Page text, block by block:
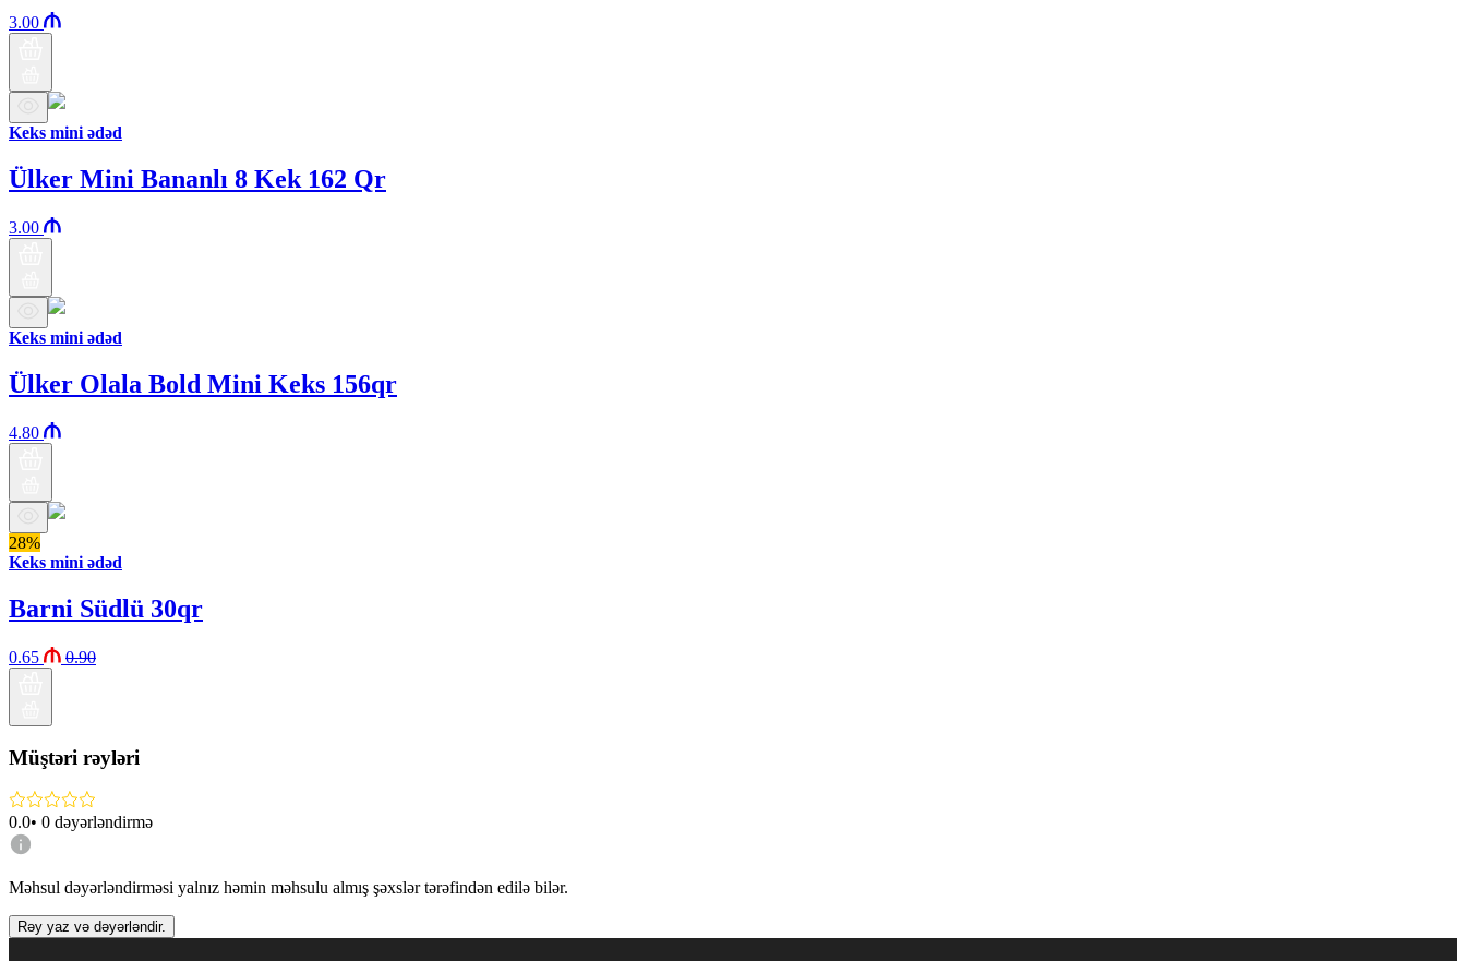
3.00
Keks mini ədəd
Ülker Mini Bananlı 8 Kek 162 Qr
3.00
Keks mini ədəd
Ülker Olala Bold Mini Keks 156qr
4.80
28%
Keks mini ədəd
Barni Südlü 30qr
0.65 0.90
Müştəri rəyləri
0.0• 0 dəyərləndirmə
Məhsul dəyərləndirməsi yalnız həmin məhsulu almış şəxslər tərəfindən edilə bilər.
Rəy yaz və dəyərləndir.